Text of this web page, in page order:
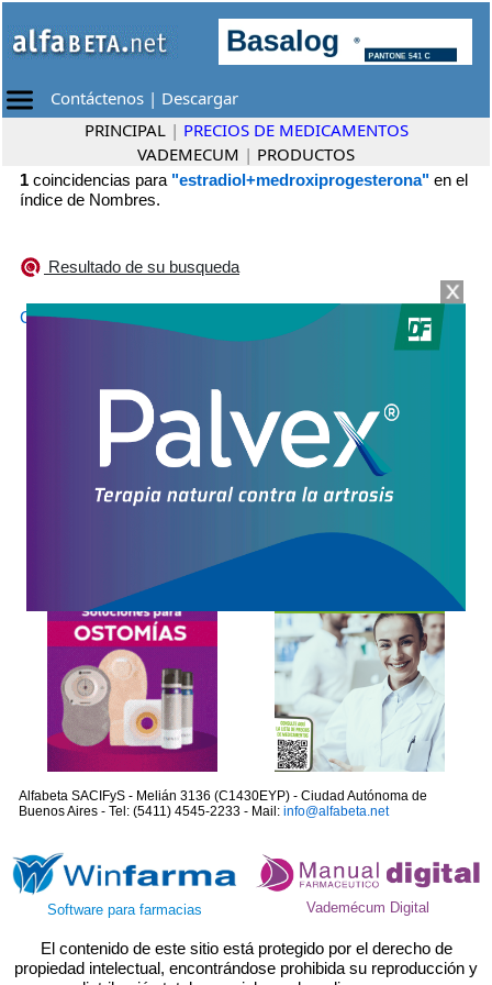
Contáctenos | Descargar
PRINCIPAL | PRECIOS DE MEDICAMENTOS
VADEMECUM | PRODUCTOS
1 coincidencias para "estradiol+medroxiprogesterona" en el
índice de Nombres.
Resultado de su busqueda
CYCLOFEM INY
Alfabeta SACIFyS - Melián 3136 (C1430EYP) - Ciudad Autónoma de
Buenos Aires - Tel: (5411) 4545-2233 - Mail: info@alfabeta.net
Software para farmacias Vademécum Digital
El contenido de este sitio está protegido por el derecho de
propiedad intelectual, encontrándose prohibida su reproducción y